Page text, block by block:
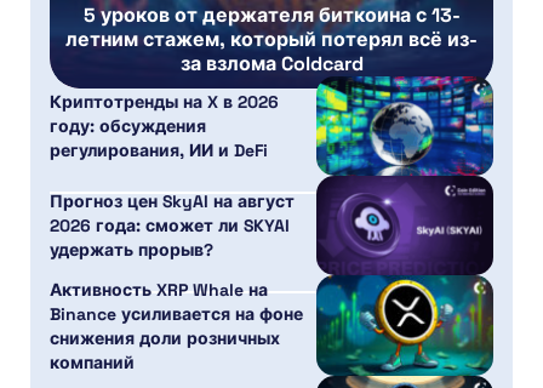
5 уроков от держателя биткоина с 13-
летним стажем, который потерял всё из-
за взлома Coldcard
Криптотренды на X в 2026
году: обсуждения
регулирования, ИИ и DeFi
Прогноз цен SkyAI на август
2026 года: сможет ли SKYAI
удержать прорыв?
Активность XRP Whale на
Binance усиливается на фоне
снижения доли розничных
компаний